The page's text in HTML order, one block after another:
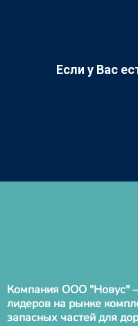
Если у Вас
Компания ООО "Новус"
лидеров на рынке
запасных частей для